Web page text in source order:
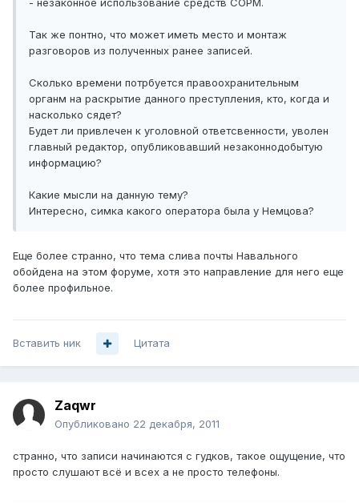
- незаконное использование средств СОРМ.
Так же понтно, что может иметь место и монтаж
разговоров из полученных ранее записей.
Сколько времени потрбуется правоохранительным
органм на раскрытие данного преступления, кто, когда и
насколько сядет?
Будет ли привлечен к уголовной ответсвенности, уволен
главный редактор, опубликовавший незаконнодобытую
информацию?
Какие мысли на данную тему?
Интересно, симка какого оператора была у Немцова?
Еще более странно, что тема слива почты Навального
обойдена на этом форуме, хотя это направление для него еще
более профильное.
Вставить ник Цитата
Zaqwr
Опубликовано 22 декабря, 2011
странно, что записи начинаются с гудков, такое ощущение, что
просто слушают всё и всех а не просто телефоны.